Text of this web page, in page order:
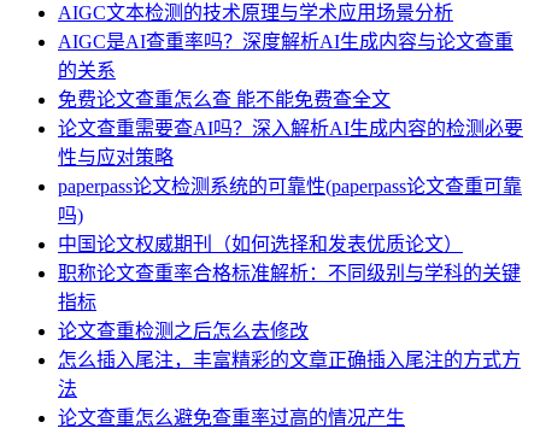
AIGC文本检测的技术原理与学术应用场景分析
AIGC是AI查重率吗？深度解析AI生成内容与论文查重
的关系
免费论文查重怎么查 能不能免费查全文
论文查重需要查AI吗？深入解析AI生成内容的检测必要
性与应对策略
paperpass论文检测系统的可靠性(paperpass论文查重可靠
吗)
中国论文权威期刊（如何选择和发表优质论文）
职称论文查重率合格标准解析：不同级别与学科的关键
指标
论文查重检测之后怎么去修改
怎么插入尾注，丰富精彩的文章正确插入尾注的方式方
法
论文查重怎么避免查重率过高的情况产生